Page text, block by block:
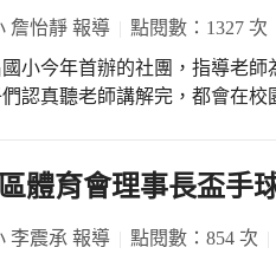
物越來越熟悉，拍攝的靈感不
們拍攝的照片透過大銀幕跟大
課堂中討論著自己的創作。 .
詹怡靜 報導 點閱數：1327 次
小今年首辦的社團，指導老
認真聽老師講解完，都會在校
是孩子們用心拍攝的成果，也
體育會理事長盃手
李震承 報導 點閱數：854 次